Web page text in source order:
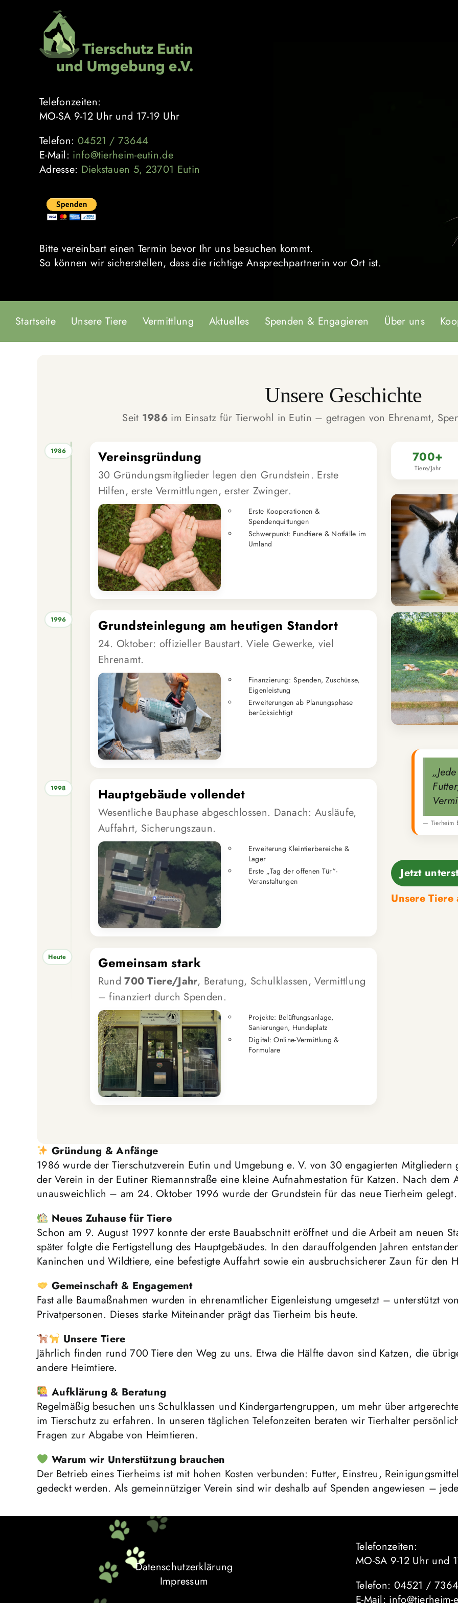
Telefonzeiten:
MO-SA 9-12 Uhr und 17-19 Uhr
Telefon: 04521 / 73644
E-Mail: info@tierheim-eutin.de
Adresse: Diekstauen 5, 23701 Eutin
Bitte vereinbart einen Termin bevor Ihr uns besuchen kommt.
So können wir sicherstellen, dass die richtige Ansprechpartnerin vor Ort ist.
Startseite Unsere Tiere Vermittlung Aktuelles Spenden & Engagieren Über uns
Unsere Geschichte
Seit 1986 im Einsatz für Tierwohl in Eutin – getragen von Ehrenamt,
1986 Vereinsgründung
30 Gründungsmitglieder legen den Grundstein. Erste
Hilfen, erste Vermittlungen, erster Zwinger.
Erste Kooperationen &
Spendenquittungen
Schwerpunkt: Fundtiere & Notfälle im
Umland
1996 Grundsteinlegung am heutigen Standort
24. Oktober: offizieller Baustart. Viele Gewerke, viel
Ehrenamt.
Finanzierung: Spenden, Zuschüsse,
Eigenleistung
Erweiterungen ab Planungsphase
berücksichtigt
1998 Hauptgebäude vollendet
Wesentliche Bauphase abgeschlossen. Danach: Ausläufe,
Auffahrt, Sicherungszaun.
Erweiterung Kleintierbereiche &
Lager
Erste „Tag der offenen Tür“-
Veranstaltungen
Heute Gemeinsam stark
Rund700 Tiere/Jahr, Beratung, Schulklassen, Vermittlung
– finanziert durch Spenden.
Projekte: Belüftungsanlage,
Sanierungen, Hundeplatz
Digital: Online-Vermittlung &
Formulare
700+
Tiere/Jahr
— Tierheim
Jetzt
Unsere
Gründung & Anfänge
1986 wurde der Tierschutzverein Eutin und Umgebung e. V. von 30 engagierten Mitgliedern
der Verein in der Eutiner Riemannstraße eine kleine Aufnahmestation für Katzen. Nach dem
unausweichlich – am 24. Oktober 1996 wurde der Grundstein für das neue Tierheim gelegt.
Neues Zuhause für Tiere
Schon am 9. August 1997 konnte der erste Bauabschnitt eröffnet und die Arbeit am neuen
später folgte die Fertigstellung des Hauptgebäudes. In den darauffolgenden Jahren
Kaninchen und Wildtiere, eine befestigte Auffahrt sowie ein ausbruchsicherer Zaun für den
Gemeinschaft & Engagement
Fast alle Baumaßnahmen wurden in ehrenamtlicher Eigenleistung umgesetzt – unterstützt
Privatpersonen. Dieses starke Miteinander prägt das Tierheim bis heute.
Unsere Tiere
Jährlich finden rund 700 Tiere den Weg zu uns. Etwa die Hälfte davon sind Katzen, die
andere Heimtiere.
Aufklärung & Beratung
Regelmäßig besuchen uns Schulklassen und Kindergartengruppen, um mehr über
im Tierschutz zu erfahren. In unseren täglichen Telefonzeiten beraten wir Tierhalter
Fragen zur Abgabe von Heimtieren.
Warum wir Unterstützung brauchen
Der Betrieb eines Tierheims ist mit hohen Kosten verbunden: Futter, Einstreu,
gedeckt werden. Als gemeinnütziger Verein sind wir deshalb auf Spenden angewiesen –
Datenschutzerklärung
Impressum
Telefonzeiten:
MO-SA 9-12 Uhr und
Telefon: 04521 /
E-Mail: info@tierheim-